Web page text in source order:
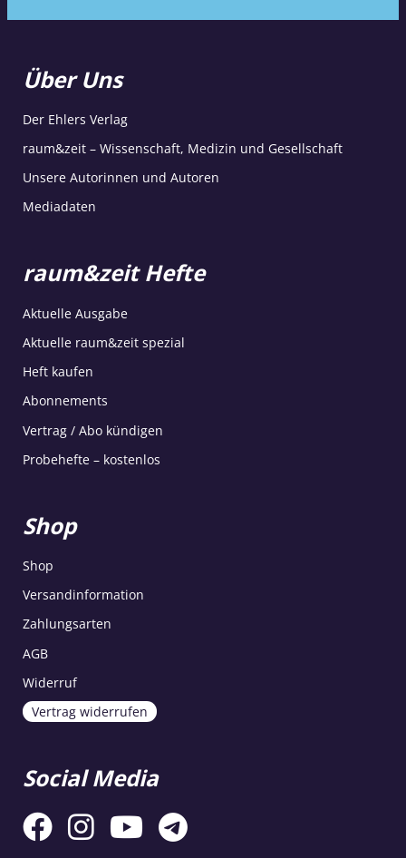
Über Uns
Der Ehlers Verlag
raum&zeit – Wissenschaft, Medizin und Gesellschaft
Unsere Autorinnen und Autoren
Mediadaten
raum&zeit Hefte
Aktuelle Ausgabe
Aktuelle raum&zeit spezial
Heft kaufen
Abonnements
Vertrag / Abo kündigen
Probehefte – kostenlos
Shop
Shop
Versandinformation
Zahlungsarten
AGB
Widerruf
Vertrag widerrufen
Social Media